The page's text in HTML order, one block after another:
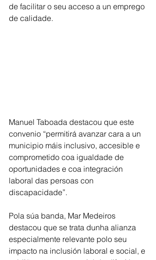
de facilitar o seu acceso a un emprego
de calidade.
Manuel Taboada destacou que este
convenio “permitirá avanzar cara a un
municipio máis inclusivo, accesible e
comprometido coa igualdade de
oportunidades e coa integración
laboral das persoas con
discapacidade”.
Pola súa banda, Mar Medeiros
destacou que se trata dunha alianza
especialmente relevante polo seu
impacto na inclusión laboral e social, e